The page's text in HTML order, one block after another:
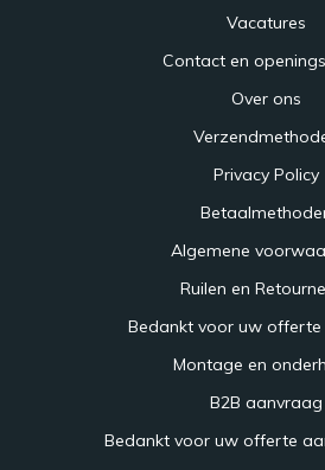
Vacatures
Contact en
Over ons
Privacy Policy
Algemene
Ruilen en
Bedankt voor uw
Montage en
B2B aanvraag
Bedankt voor uw offerte